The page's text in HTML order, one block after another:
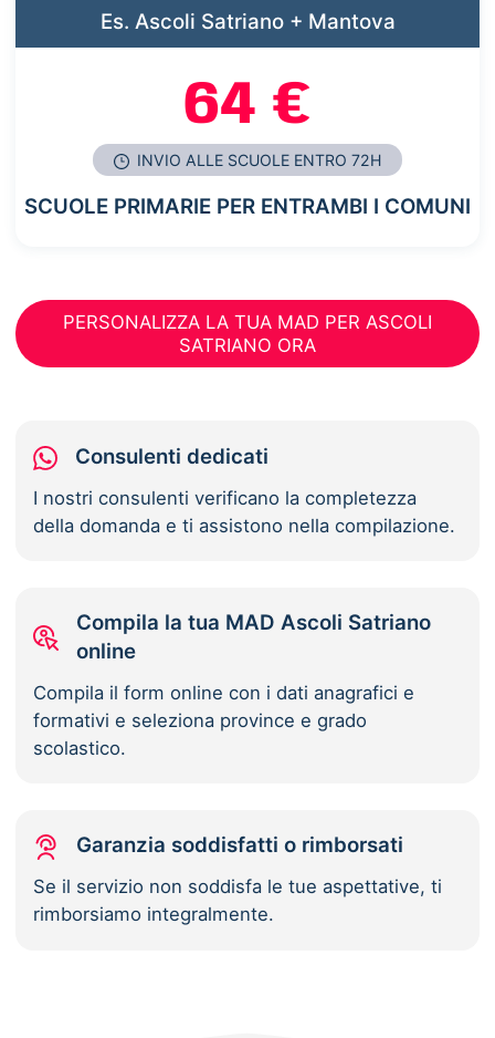
Es. Ascoli Satriano + Mantova
64 €
INVIO ALLE SCUOLE ENTRO 72H
SCUOLE PRIMARIE PER ENTRAMBI I COMUNI
PERSONALIZZA LA TUA MAD PER ASCOLI
SATRIANO ORA
Consulenti dedicati
I nostri consulenti verificano la completezza
della domanda e ti assistono nella compilazione.
Compila la tua MAD Ascoli Satriano
online
Compila il form online con i dati anagrafici e
formativi e seleziona province e grado
scolastico.
Garanzia soddisfatti o rimborsati
Se il servizio non soddisfa le tue aspettative, ti
rimborsiamo integralmente.